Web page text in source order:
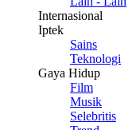
Internasional
Iptek
Sains
Teknologi
Gaya Hidup
Film
Musik
Selebritis